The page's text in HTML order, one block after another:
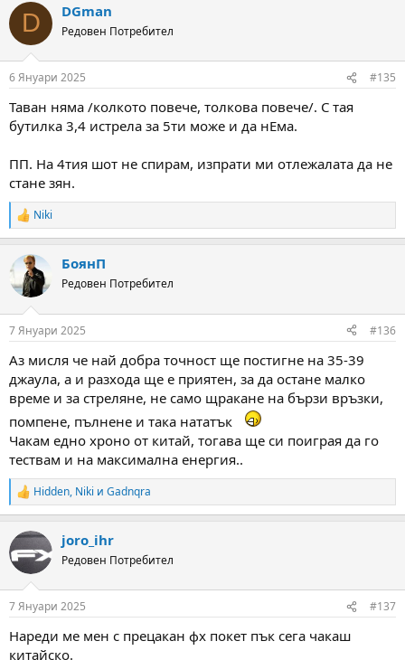
c
i
s
D DGman
Редовен Потребител
6 Януари 2025 #135
Таван няма /колкото повече, толкова повече/. С тая
бутилка 3,4 истрела за 5ти може и да нЕма.
ПП. На 4тия шот не спирам, изпрати ми отлежалата да не
стане зян.
R
e
c
i
s
Niki
БоянП
Редовен Потребител
7 Януари 2025 #136
Аз мисля че най добра точност ще постигне на 35-39
джаула, а и разхода ще е приятен, за да остане малко
време и за стреляне, не само щракане на бързи връзки,
помпене, пълнене и така нататък
Чакам едно хроно от китай, тогава ще си поиграя да го
тествам и на максимална енергия..
R
e
c
t
i
s
Hidden, Niki и Gadnqra
joro_ihr
Редовен Потребител
7 Януари 2025 #137
Нареди ме мен с прецакан фх покет пък сега чакаш
китайско.